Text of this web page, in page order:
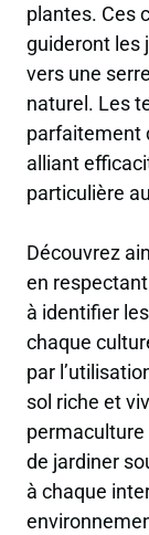
plantes. Ces
guideront les
vers une
naturel. Les
parfaitement
alliant
particulière
Découvrez
en
à identifier
chaque
par
sol riche et
permaculture
de jardiner
à chaque